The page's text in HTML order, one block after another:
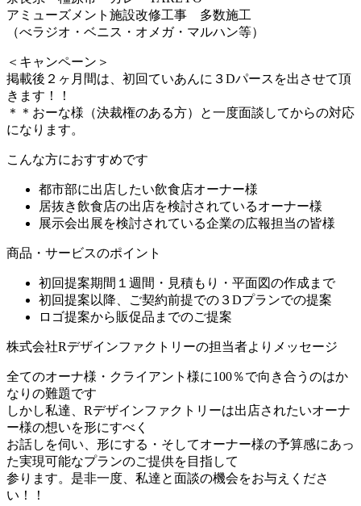
アミューズメント施設改修工事 多数施工
（べラジオ・ベニス・オメガ・マルハン等）
＜キャンペーン＞
掲載後２ヶ月間は、初回ていあんに３Dパースを出させて頂
きます！！
＊＊おーな様（決裁権のある方）と一度面談してからの対応
になります。
こんな方におすすめです
都市部に出店したい飲食店オーナー様
居抜き飲食店の出店を検討されているオーナー様
展示会出展を検討されている企業の広報担当の皆様
商品・サービスのポイント
初回提案期間１週間・見積もり・平面図の作成まで
初回提案以降、ご契約前提での３Dプランでの提案
ロゴ提案から販促品までのご提案
株式会社Rデザインファクトリーの担当者よりメッセージ
全てのオーナ様・クライアント様に100％で向き合うのはか
なりの難題です
しかし私達、Rデザインファクトリーは出店されたいオーナ
ー様の想いを形にすべく
お話しを伺い、形にする・そしてオーナー様の予算感にあっ
た実現可能なプランのご提供を目指して
参ります。是非一度、私達と面談の機会をお与えくださ
い！！